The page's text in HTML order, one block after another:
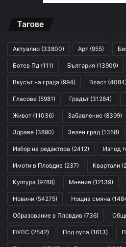
Тагове
Актуално (33800) Арт (955)
Ботев Пд (111) България (13909)
Вкусът на града (994) Власт (4084)
Гласове (5981) Градът (31284)
Живот (11036) Забавление (8399)
Здраве (3890) Зелен град (1358)
Избор на редактора (2412) Изпод
Имоти в Пловдив (237) Квартали
Култура (9788) Мнения (12139)
Новини (54275) Нощна смяна
Образование в Пловдив (736)
ПУЛС (2542) Под лупа (1613)